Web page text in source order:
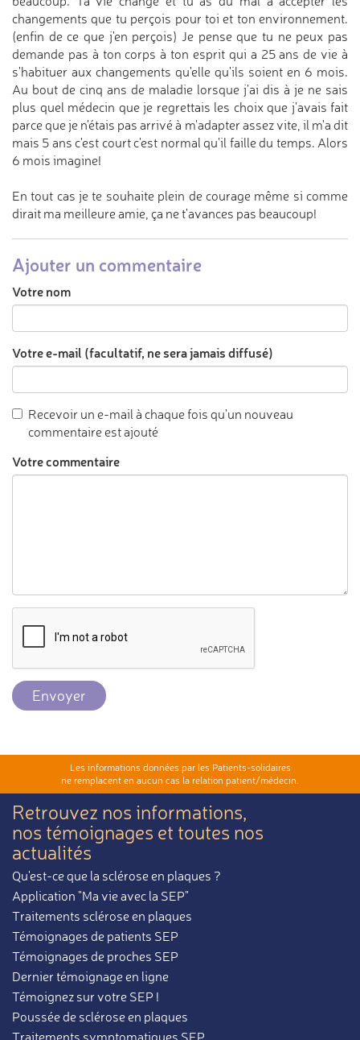
changements que tu perçois pour toi et ton environnement.
(enfin de ce que j'en perçois) Je pense que tu ne peux pas
demande pas à ton corps à ton esprit qui a 25 ans de vie à
s'habituer aux changements qu'elle qu'ils soient en 6 mois.
Au bout de cinq ans de maladie lorsque j'ai dis à je ne sais
plus quel médecin que je regrettais les choix que j'avais fait
parce que je n'étais pas arrivé à m'adapter assez vite, il m'a dit
mais 5 ans c'est court c'est normal qu'il faille du temps. Alors
6 mois imagine!
En tout cas je te souhaite plein de courage même si comme
dirait ma meilleure amie, ça ne t'avances pas beaucoup!
Ajouter un commentaire
Votre nom
Votre e-mail (facultatif, ne sera jamais diffusé)
Recevoir un e-mail à chaque fois qu'un nouveau
commentaire est ajouté
Votre commentaire
Envoyer
Les informations données par les Patients-solidaires
ne remplacent en aucun cas la relation patient/médecin.
Retrouvez nos informations,
nos témoignages et toutes nos
actualités
Qu'est-ce que la sclérose en plaques ?
Application "Ma vie avec la SEP"
Traitements sclérose en plaques
Témoignages de patients SEP
Témoignages de proches SEP
Dernier témoignage en ligne
Témoignez sur votre SEP !
Poussée de sclérose en plaques
Traitements symptomatiques SEP